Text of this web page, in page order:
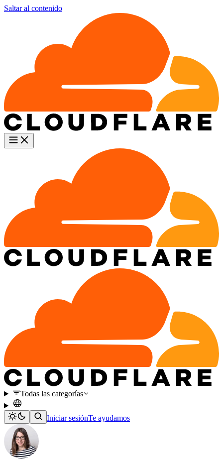
Saltar al contenido
Todas las categorías
Iniciar sesiónTe ayudamos